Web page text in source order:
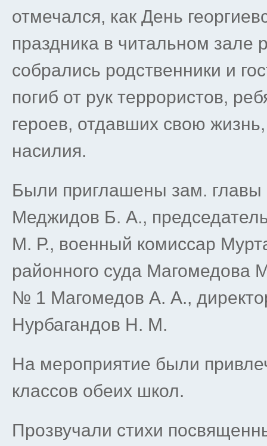
отмечался, как День
праздника в читальном зале
собрались родственники и
погиб от рук террористов,
героев, отдавших свою
насилия.
Были приглашены зам.
Меджидов Б. А.,
М. Р., военный комиссар
районного суда Магомедова
№ 1 Магомедов А. А.,
Нурбагандов Н. М.
На мероприятие были
классов обеих школ.
Прозвучали стихи